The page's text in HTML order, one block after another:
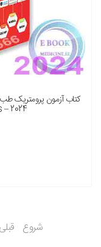
2024
شروع قبلی